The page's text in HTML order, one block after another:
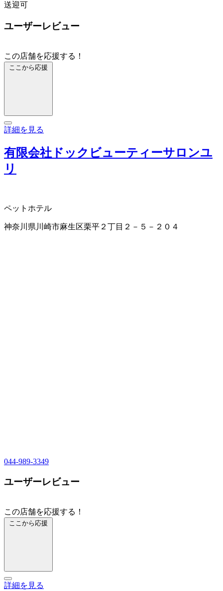
送迎可
ユーザーレビュー
この店舗を応援する！
ここから応援
詳細を見る
有限会社ドックビューティーサロンユ
リ
ペットホテル
神奈川県川崎市麻生区栗平２丁目２－５－２０４
044-989-3349
ユーザーレビュー
この店舗を応援する！
ここから応援
詳細を見る